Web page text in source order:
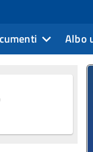
Albo